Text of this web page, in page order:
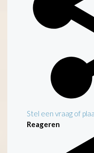
Stel een vraag of
Reageren